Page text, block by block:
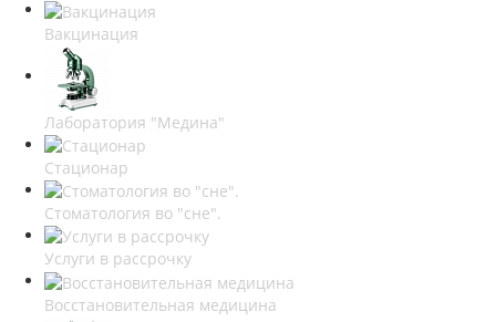
Вакцинация
Лаборатория "Медина"
Стационар
Стоматология во "сне".
Услуги в рассрочку
Восстановительная медицина